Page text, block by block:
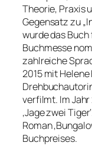
Theorie, Praxis
Gegensatz zu
wurde das
Buchmesse
zahlreiche
2015 mit
verfilmt. Im
‚Jage zwei
Roman
Buchpreises.